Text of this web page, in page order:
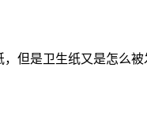
但是卫生纸又是怎么